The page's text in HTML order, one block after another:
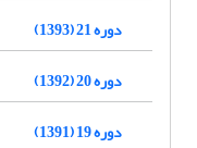
دوره 21 (1393)
دوره 20 (1392)
دوره 19 (1391)